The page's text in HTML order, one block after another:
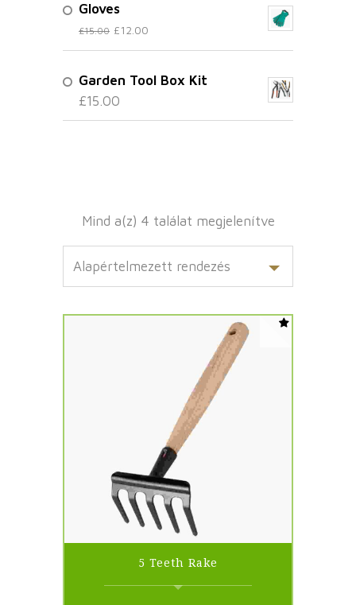
Gloves
£15.00 £12.00
Garden Tool Box Kit
£15.00
Mind a(z) 4 találat megjelenítve
5 Teeth Rake